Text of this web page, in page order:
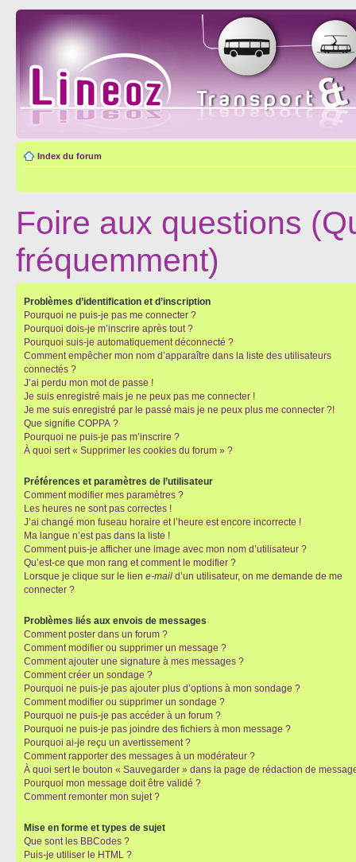
Index du forum
Foire aux questions
fréquemment)
Problèmes d’identification et d’inscription
Pourquoi ne puis-je pas me connecter ?
Pourquoi dois-je m’inscrire après tout ?
Pourquoi suis-je automatiquement déconnecté ?
Comment empêcher mon nom d’apparaître dans la liste des utilisateurs
connectés ?
J’ai perdu mon mot de passe !
Je suis enregistré mais je ne peux pas me connecter !
Je me suis enregistré par le passé mais je ne peux plus me connecter ?!
Que signifie COPPA ?
Pourquoi ne puis-je pas m’inscrire ?
À quoi sert « Supprimer les cookies du forum » ?
Préférences et paramètres de l’utilisateur
Comment modifier mes paramètres ?
Les heures ne sont pas correctes !
J’ai changé mon fuseau horaire et l’heure est encore incorrecte !
Ma langue n’est pas dans la liste !
Comment puis-je afficher une image avec mon nom d’utilisateur ?
Qu’est-ce que mon rang et comment le modifier ?
Lorsque je clique sur le lien e-mail d’un utilisateur, on me demande de me
connecter ?
Problèmes liés aux envois de messages
Comment poster dans un forum ?
Comment modifier ou supprimer un message ?
Comment ajouter une signature à mes messages ?
Comment créer un sondage ?
Pourquoi ne puis-je pas ajouter plus d’options à mon sondage ?
Comment modifier ou supprimer un sondage ?
Pourquoi ne puis-je pas accéder à un forum ?
Pourquoi ne puis-je pas joindre des fichiers à mon message ?
Pourquoi ai-je reçu un avertissement ?
Comment rapporter des messages à un modérateur ?
À quoi sert le bouton « Sauvegarder » dans la page de rédaction de
Pourquoi mon message doit être validé ?
Comment remonter mon sujet ?
Mise en forme et types de sujet
Que sont les BBCodes ?
Puis-je utiliser le HTML ?